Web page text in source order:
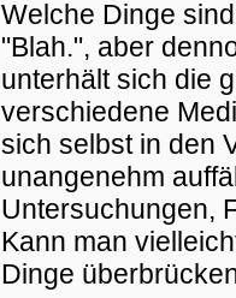
Welche Dinge
"Blah.", aber
unterhält sich die
verschiedene
sich selbst in den
unangenehm
Untersuchungen,
Kann man
Dinge